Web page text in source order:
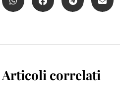
Articoli correlati